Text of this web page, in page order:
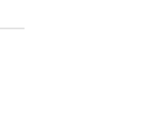
的三个标准
司？